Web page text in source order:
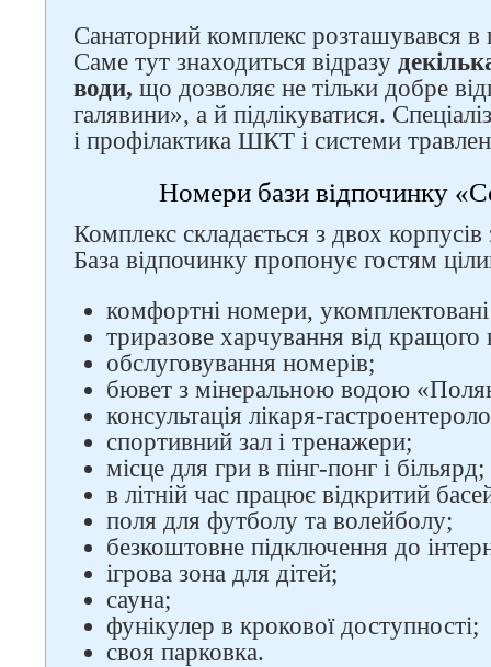
Санаторний комплекс розташувався в
Саме тут знаходиться відразу
води, що дозволяє не тільки добре
галявини», а й підлікуватися.
і профілактика ШКТ і системи
Номери бази відпочинку
Комплекс складається з двох
База відпочинку пропонує гостям
комфортні номери,
триразове харчування від кращого
обслуговування номерів;
бювет з мінеральною водою
консультація лікаря-
спортивний зал і тренажери;
місце для гри в пінг-понг і більярд;
в літній час працює відкритий
поля для футболу та волейболу;
безкоштовне підключення до
ігрова зона для дітей;
сауна;
фунікулер в крокової доступності;
своя парковка.
Слідкуйте за нами в
соцмережах